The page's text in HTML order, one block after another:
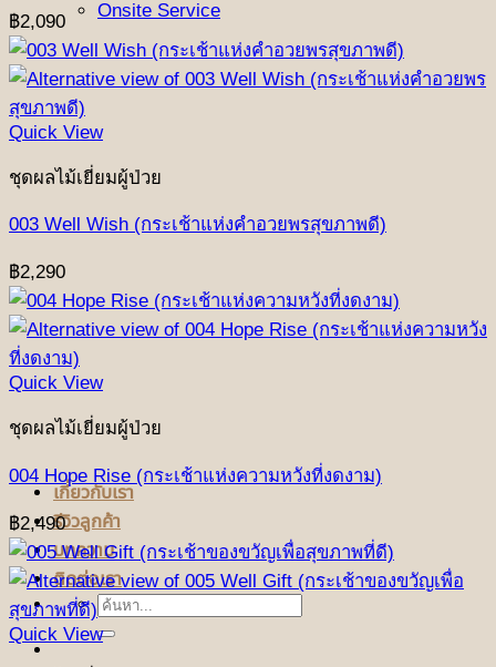
Onsite Service
เกี่ยวกับเรา
รีวิวลูกค้า
บทความ
ติดต่อเรา
ค้นหา:
฿2,090
Quick View
ชุดผลไม้เยี่ยมผู้ป่วย
003 Well Wish (กระเช้าแห่งคำอวยพรสุขภาพดี)
฿2,290
Quick View
ชุดผลไม้เยี่ยมผู้ป่วย
004 Hope Rise (กระเช้าแห่งความหวังที่งดงาม)
฿2,490
Quick View